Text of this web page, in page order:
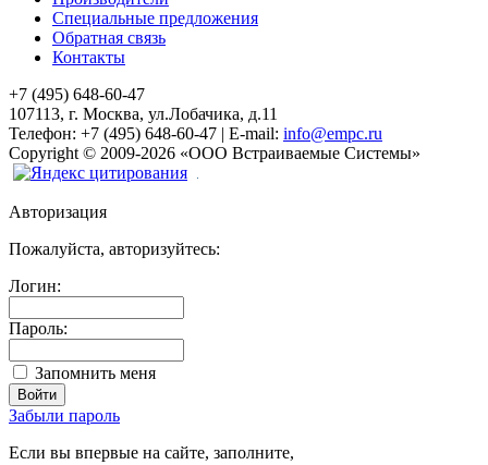
Специальные предложения
Обратная связь
Контакты
+7 (495) 648-60-47
107113, г. Москва, ул.Лобачика, д.11
Телефон: +7 (495) 648-60-47 | E-mail: info@empc.ru
Copyright © 2009-2026 «ООО Встраиваемые Системы»
Авторизация
Пожалуйста, авторизуйтесь:
Логин:
Пароль:
Запомнить меня
Забыли пароль
Если вы впервые на сайте, заполните,